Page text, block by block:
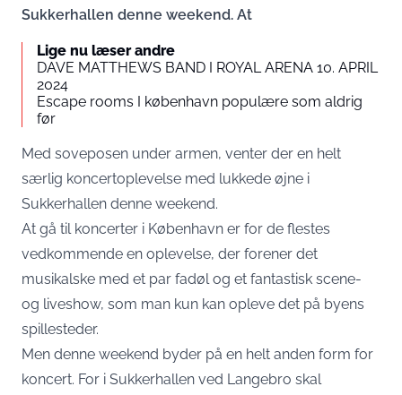
Sukkerhallen denne weekend. At
Lige nu læser andre
DAVE MATTHEWS BAND I ROYAL ARENA 10. APRIL
2024
Escape rooms I københavn populære som aldrig
før
Med soveposen under armen, venter der en helt
særlig koncertoplevelse med lukkede øjne i
Sukkerhallen denne weekend.
At gå til koncerter i København er for de flestes
vedkommende en oplevelse, der forener det
musikalske med et par fadøl og et fantastisk scene-
og liveshow, som man kun kan opleve det på byens
spillesteder.
Men denne weekend byder på en helt anden form for
koncert. For i Sukkerhallen ved Langebro skal